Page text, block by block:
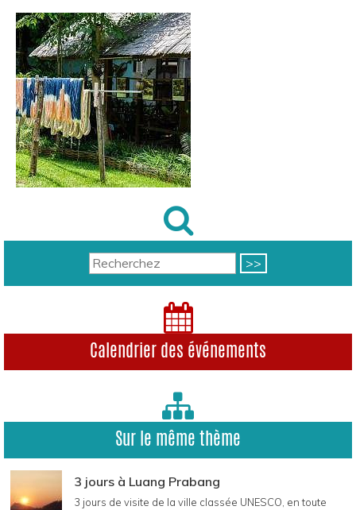
Calendrier des événements
Sur le même thème
3 jours à Luang Prabang
3 jours de visite de la ville classée UNESCO, en toute